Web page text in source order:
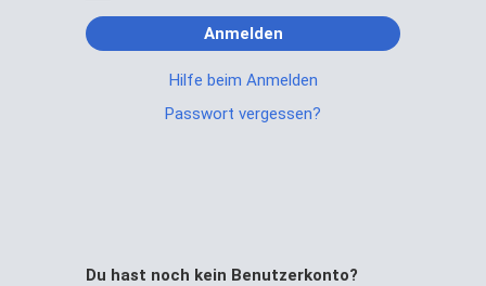
Anmelden
Hilfe beim Anmelden
Passwort vergessen?
Du hast noch kein Benutzerkonto?